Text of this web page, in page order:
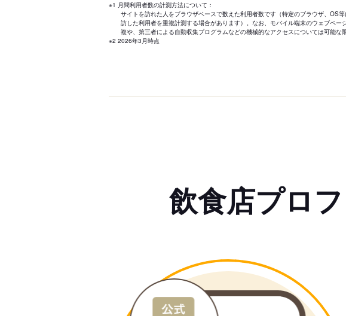
※1 月間利用者数の計測方法について：
サイトを訪れた人をブラウザベースで数えた利用者数です（特定のブラウザ、OS
訪した利用者を重複計測する場合があります）。なお、モバイル端末のウェブペー
複や、第三者による自動収集プログラムなどの機械的なアクセスについては可能な
※2 2026年3月時点
飲食店プロ